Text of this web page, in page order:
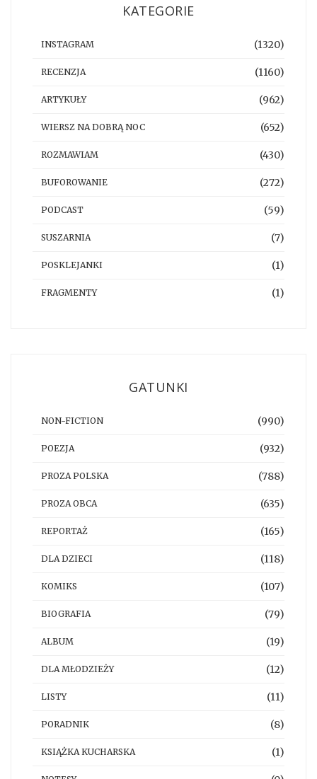
KATEGORIE
INSTAGRAM (1320)
RECENZJA (1160)
ARTYKUŁY (962)
WIERSZ NA DOBRĄ NOC (652)
ROZMAWIAM (430)
BUFOROWANIE (272)
PODCAST (59)
SUSZARNIA (7)
POSKLEJANKI (1)
FRAGMENTY (1)
GATUNKI
NON-FICTION (990)
POEZJA (932)
PROZA POLSKA (788)
PROZA OBCA (635)
REPORTAŻ (165)
DLA DZIECI (118)
KOMIKS (107)
BIOGRAFIA (79)
ALBUM (19)
DLA MŁODZIEŻY (12)
LISTY (11)
PORADNIK (8)
KSIĄŻKA KUCHARSKA (1)